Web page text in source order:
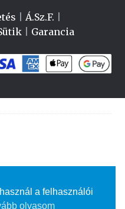
Á.Sz.F.
| Garancia
a felhasználói
olvasom